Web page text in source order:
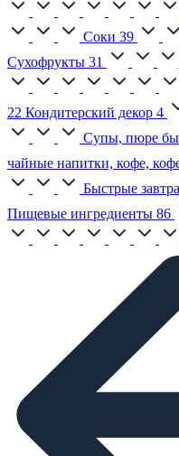
Соки 39
Сухофрукты 31
22 Кондитерский декор 4
Супы, пюре
чайные напитки, кофе,
Быстрые
Пищевые ингредиенты 86